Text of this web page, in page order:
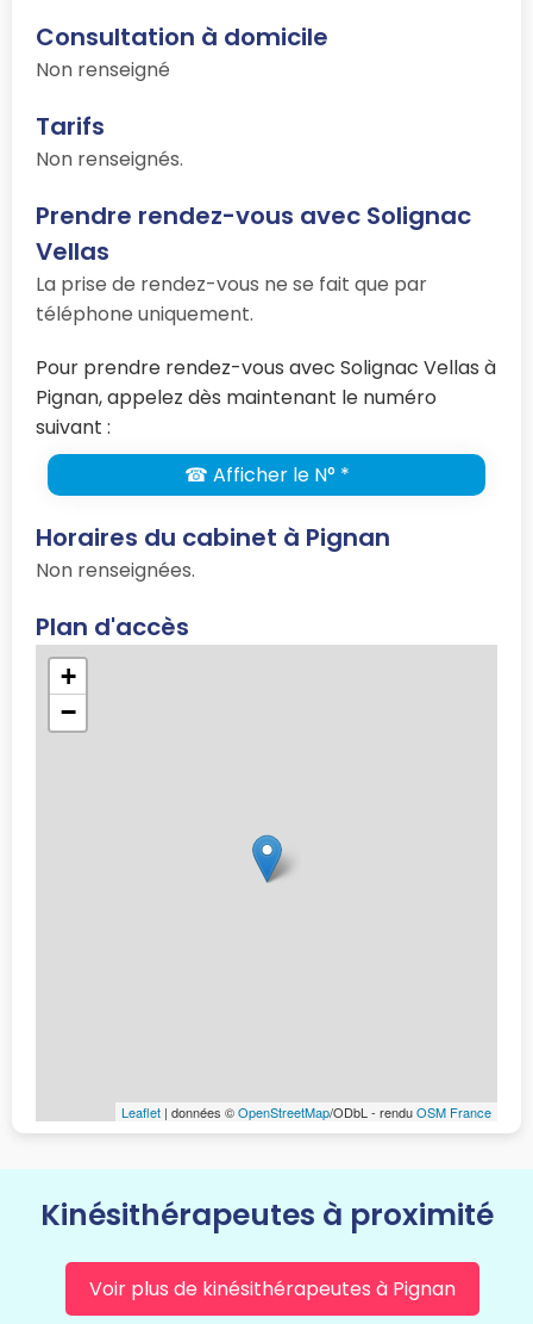
Consultation à domicile
Non renseigné
Tarifs
Non renseignés.
Prendre rendez-vous avec Solignac
Vellas
La prise de rendez-vous ne se fait que par
téléphone uniquement.
Pour prendre rendez-vous avec Solignac Vellas à
Pignan, appelez dès maintenant le numéro
suivant :
☎ Afficher le N° *
Horaires du cabinet à Pignan
Non renseignées.
Plan d'accès
+
−
Leaflet | données ©OpenStreetMap/ODbL - renduOSM France
Kinésithérapeutes à proximité
Voir plus de kinésithérapeutes à Pignan